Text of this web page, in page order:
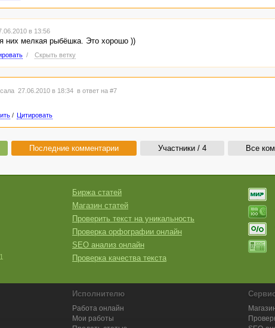
в 13:56
них мелкая рыбёшка. Это хорошо ))
/ Скрыть ветку
27.06.2010 в 18:34 в ответ на #7
/ Цитировать
Последние комментарии Участники / 4 Все
Биржа статей
Магазин статей
Проверить текст на уникальность
Проверка орфографии онлайн
SEO анализ онлайн
Проверка качества текста
Исполнителю
Работа онлайн
Мои работы